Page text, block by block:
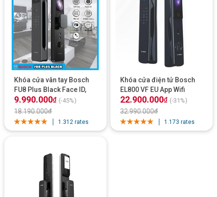
Khóa cửa vân tay Bosch
FU8 Plus Black Face ID,
App Wifi
9.990.000₫ (-45%)
18.190.000₫
1.312 rates
Khóa cửa điện tử Bosch
EL800 VF EU App Wifi
22.900.000₫ (-31%)
32.990.000₫
1.173 rates